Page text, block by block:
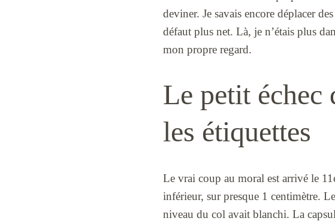
deviner. Je savais encore déplacer
défaut plus net. Là, je n’étais plus
mon propre regard.
Le petit échec
les étiquettes
Le vrai coup au moral est arrivé le
inférieur, sur presque 1 centimètre.
niveau du col avait blanchi. La